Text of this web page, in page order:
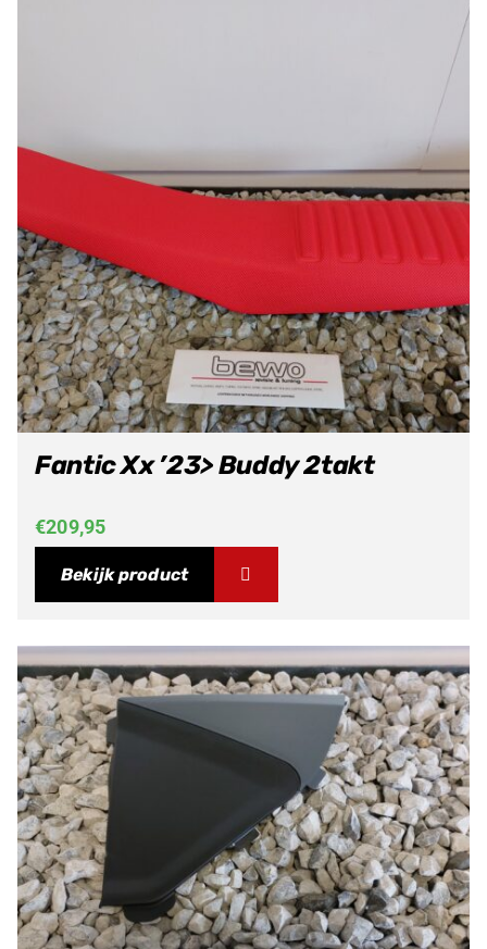
Fantic Xx ’23> Buddy 2takt
€209,95
Bekijk product